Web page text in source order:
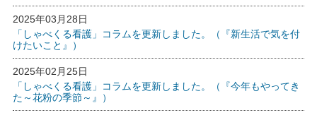
2025年03月28日
「しゃべくる看護」コラムを更新しました。（『新生活で気を付
けたいこと』）
2025年02月25日
「しゃべくる看護」コラムを更新しました。（『今年もやってき
た～花粉の季節～』）